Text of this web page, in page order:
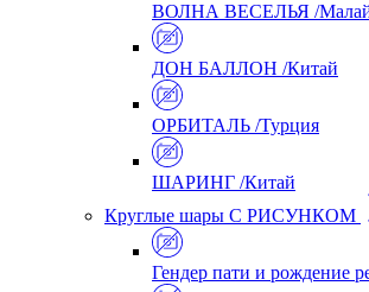
ВОЛНА ВЕСЕЛЬЯ /
ДОН БАЛЛОН /Китай
ОРБИТАЛЬ /Турция
ШАРИНГ /Китай
Круглые шары С РИСУНКОМ
Гендер пати и рождение